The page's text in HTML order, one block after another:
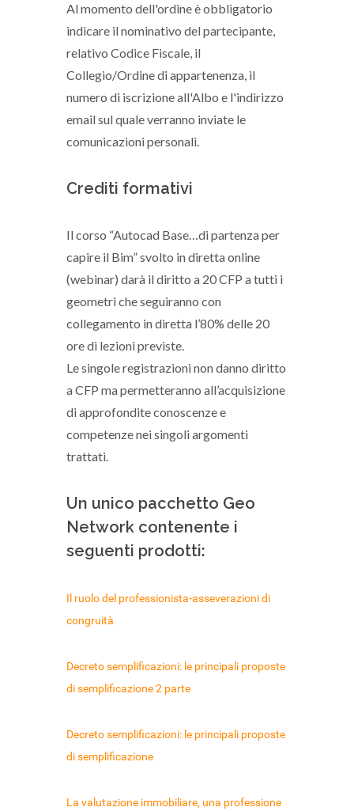
Al momento dell'ordine è obbligatorio
indicare il nominativo del partecipante,
relativo Codice Fiscale, il
Collegio/Ordine di appartenenza, il
numero di iscrizione all'Albo e l'indirizzo
email sul quale verranno inviate le
comunicazioni personali.
Crediti formativi
Il corso “Autocad Base…di partenza per
capire il Bim” svolto in diretta online
(webinar) darà il diritto a 20 CFP a tutti i
geometri che seguiranno con
collegamento in diretta l’80% delle 20
ore di lezioni previste.
Le singole registrazioni non danno diritto
a CFP ma permetteranno all’acquisizione
di approfondite conoscenze e
competenze nei singoli argomenti
trattati.
Un unico pacchetto Geo
Network contenente i
seguenti prodotti:
Il ruolo del professionista-asseverazioni di
congruità
Decreto semplificazioni: le principali proposte
di semplificazione 2 parte
Decreto semplificazioni: le principali proposte
di semplificazione
La valutazione immobiliare, una professione